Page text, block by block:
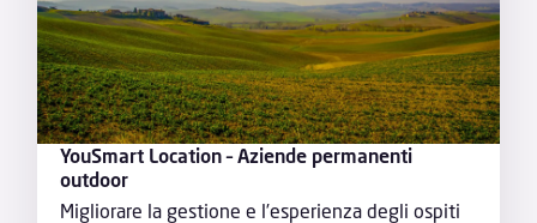
YouSmart Location – Aziende permanenti
outdoor
Migliorare la gestione e l’esperienza degli ospiti